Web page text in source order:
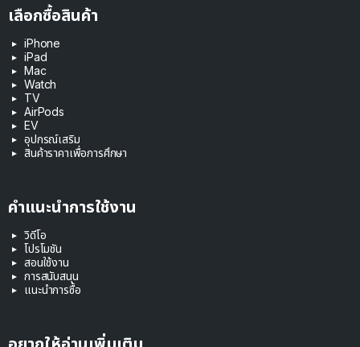
เลือกซื้อสินค้า
iPhone
iPad
Mac
Watch
TV
AirPods
EV
อุปกรณ์เสริม
สินค้าราคาเพื่อการศึกษา
คำแนะนำการใช้งาน
วิดีโอ
โปรโมชัน
สอนใช้งาน
การสนับสนุน
แนะนำการซื้อ